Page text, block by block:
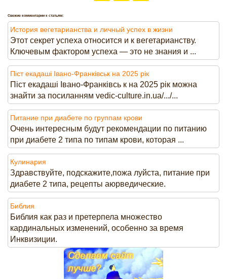
Свежие комментарии к статьям:
История вегетарианства и личный успех в жизни
Этот секрет успеха относится и к вегетарианству.
Ключевым фактором успеха — это не знания и ...
Піст екадаші Івано-Франківськ на 2025 рік
Піст екадаші Івано-Франківсь к на 2025 рік можна
знайти за посиланням vedic-culture.in.ua/.../...
Питание при диабете по группам крови
Очень интересным будут рекомендации по питанию
при диабете 2 типа по типам крови, которая ...
Кулинария
Здравствуйте, подскажите,пожа луйста, питание при
диабете 2 типа, рецепты аюрведические.
Библия
Библия как раз и претерпела множество
кардинальных изменений, особенно за время
Инквизиции.